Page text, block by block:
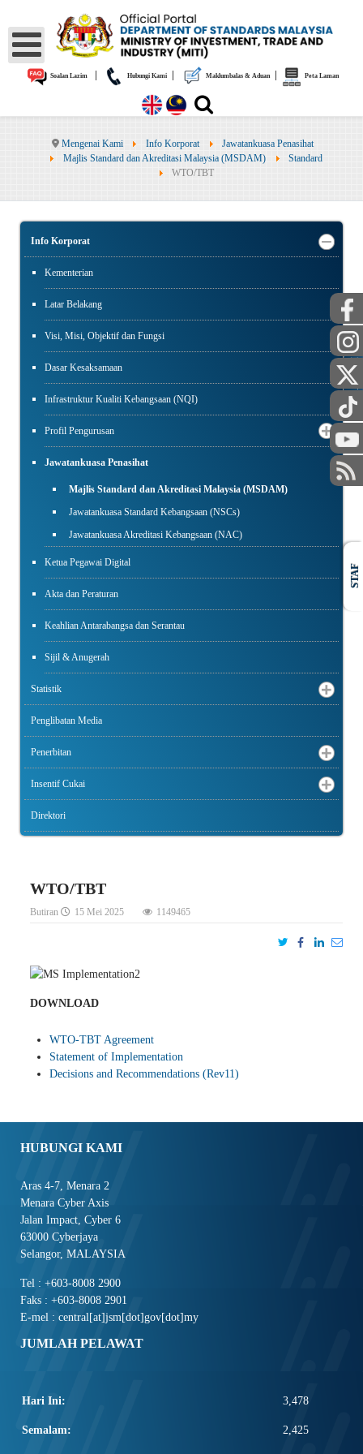
Soalan Lazim| Hubungi Kami| Maklumbalas & Aduan| Peta Laman
Mengenai Kami Info Korporat
Jawatankuasa Penasihat
Majlis Standard dan Akreditasi Malaysia (MSDAM)
Standard
WTO/TBT
Info Korporat
Kementerian
Latar Belakang
Visi, Misi, Objektif dan Fungsi
Dasar Kesaksamaan
Infrastruktur Kualiti Kebangsaan (NQI)
Profil Pengurusan
Jawatankuasa Penasihat
Majlis Standard dan Akreditasi Malaysia (MSDAM)
Jawatankuasa Standard Kebangsaan (NSCs)
Jawatankuasa Akreditasi Kebangsaan (NAC)
Ketua Pegawai Digital
Akta dan Peraturan
Keahlian Antarabangsa dan Serantau
Sijil & Anugerah
Statistik
Penglibatan Media
Penerbitan
Insentif Cukai
Direktori
WTO/TBT
Butiran 15 Mei 2025 1149465
DOWNLOAD
WTO-TBT Agreement
Statement of Implementation
Decisions and Recommendations (Rev11)
HUBUNGI KAMI
Aras 4-7, Menara 2
Menara Cyber Axis
Jalan Impact, Cyber 6
63000 Cyberjaya
Selangor, MALAYSIA
Tel : +603-8008 2900
Faks : +603-8008 2901
E-mel : central[at]jsm[dot]gov[dot]my
JUMLAH PELAWAT
Hari Ini: 3,478
Semalam: 2,425
AWAM
STAF